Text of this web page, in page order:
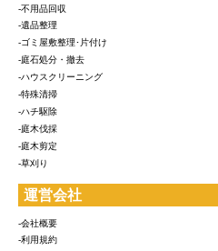
-不用品回収
-遺品整理
-ゴミ屋敷整理･片付け
-庭石処分・撤去
-ハウスクリーニング
-特殊清掃
-ハチ駆除
-庭木伐採
-庭木剪定
-草刈り
運営会社
-会社概要
-利用規約